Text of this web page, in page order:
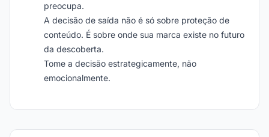
preocupa.
A decisão de saída não é só sobre proteção de
conteúdo. É sobre onde sua marca existe no futuro
da descoberta.
Tome a decisão estrategicamente, não
emocionalmente.